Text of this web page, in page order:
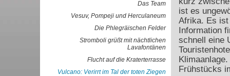
Das Team
Vesuv, Pompeji und Herculaneum
Die Phlegräischen Felder
Stromboli grüßt mit nächtlichen
Lavafontänen
Flucht auf die Kraterterrasse
Vulcano: Verirrt im Tal der toten Ziegen
ist es
Afrika. Es ist
Information
schnell eine
Frühstücks